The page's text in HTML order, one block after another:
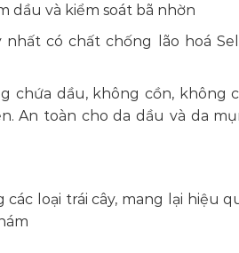
dầu và kiểm soát bã nhờn
có chất chống lão hoá
chứa dầu, không cồn, không
An toàn cho da dầu và da
loại trái cây, mang lại hiệu